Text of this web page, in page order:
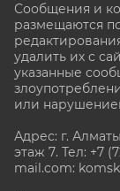
Сообщения и
размещаются
удалить их с
указанные
или
Адрес: г.
этаж 7. Тел: +7
mail.com: